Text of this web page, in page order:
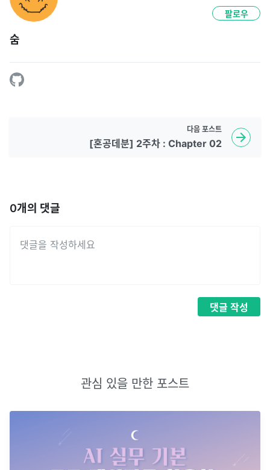
숨
팔로우
다음 포스트
[혼공데분] 2주차 : Chapter 02
0개의 댓글
댓글 작성
관심 있을 만한 포스트